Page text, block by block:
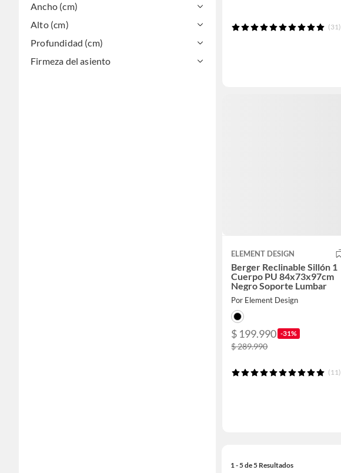
Ancho (cm)
Alto (cm)
Profundidad (cm)
Firmeza del asiento
(31)
ELEMENT DESIGN
Berger Reclinable Sillón 1
Cuerpo PU 84x73x97cm
Negro Soporte Lumbar
Por Element Design
$ 199.990 -31%
$ 289.990
(11)
1 - 5 de 5 Resultados